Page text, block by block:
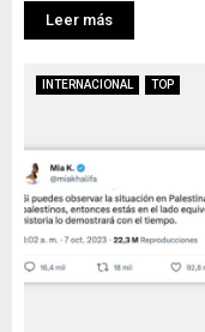
Leer más
INTERNACIONAL TOP